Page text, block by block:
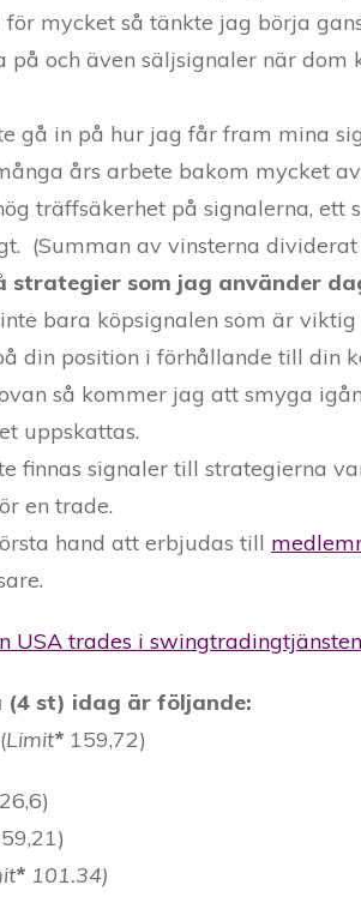
mycket så tänkte jag börja
på och även säljsignaler när
gå in på hur jag får fram mina
års arbete bakom mycket
träffsäkerhet på signalerna,
(Summan av vinsterna
strategier som jag använder
bara köpsignalen som är
din position i förhållande till din
så kommer jag att smyga
uppskattas.
finnas signaler till strategierna
en trade.
hand att erbjudas till
USA trades i swingtradingtjänsten
(4 st) idag är följande:
Limit* 159,72)
* 101.34)